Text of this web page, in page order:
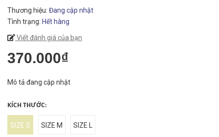
Thương hiệu: Đang cập nhật
Tình trạng: Hết hàng
Viết đánh giá của bạn
370.000₫
Mô tả đang cập nhật
KÍCH THƯỚC:
SIZE S SIZE M SIZE L